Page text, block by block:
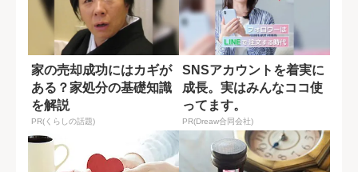
家の売却成功にはカギが
ある？家処分の基礎知識
を解説
PR(くらしの話題)
SNSアカウントを着実に
成長。実はみんなココ使
ってます。
PR(Dreaw合同会社)